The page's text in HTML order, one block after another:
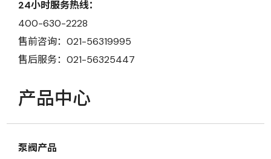
24小时服务热线：
400-630-2228
售前咨询：021-56319995
售后服务：021-56325447
产品中心
泵阀产品